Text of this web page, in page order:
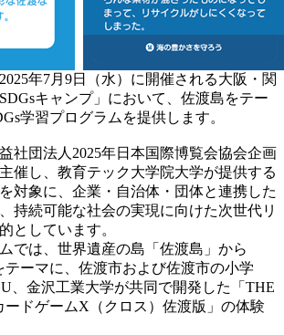
年7月9日（水）に開催される大阪・関
キャンプ」において、佐渡島をテー
学習プログラムを提供します。
社団法人2025年日本国際博覧会協会企画
催し、教育テック大学院大学が提供する
対象に、企業・自治体・団体と連携した
持続可能な社会の実現に向けた次世代リ
としています。
では、世界遺産の島「佐渡島」から
テーマに、佐渡市および佐渡市の小学
、金沢工業大学が共同で開発した「THE
ードゲームX（クロス）佐渡版」の体験